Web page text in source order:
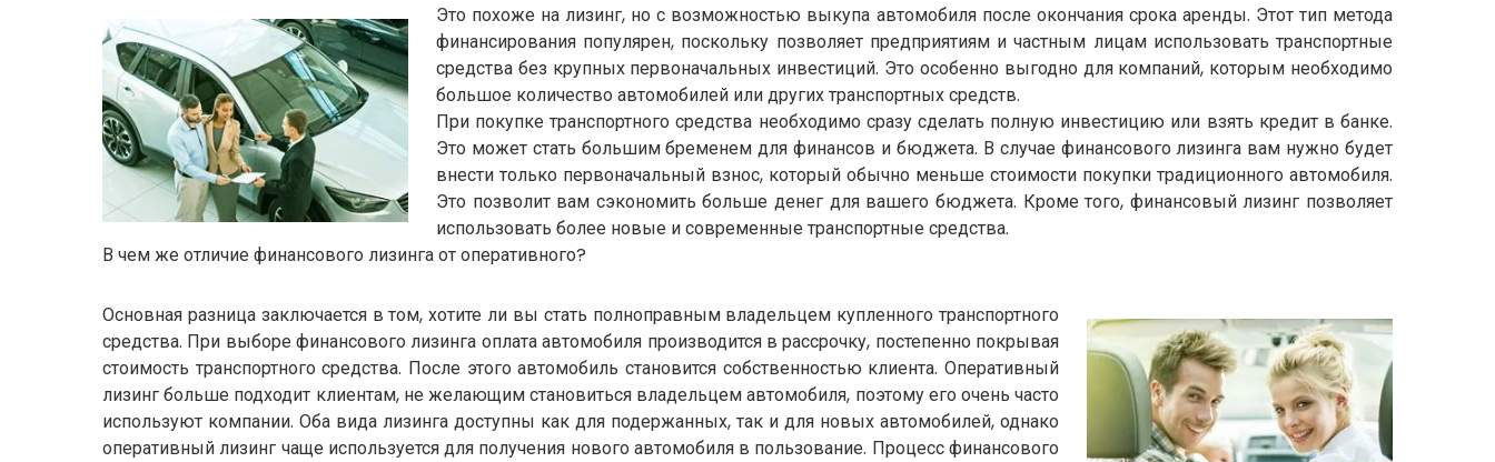
Это похоже на лизинг, но с возможностью выкупа автомобиля после окончания срока аренды. Этот тип метода
финансирования популярен, поскольку позволяет предприятиям и частным лицам использовать транспортные
средства без крупных первоначальных инвестиций. Это особенно выгодно для компаний, которым необходимо
большое количество автомобилей или других транспортных средств.
При покупке транспортного средства необходимо сразу сделать полную инвестицию или взять кредит в банке.
Это может стать большим бременем для финансов и бюджета. В случае финансового лизинга вам нужно будет
внести только первоначальный взнос, который обычно меньше стоимости покупки традиционного автомобиля.
Это позволит вам сэкономить больше денег для вашего бюджета. Кроме того, финансовый лизинг позволяет
использовать более новые и современные транспортные средства.
В чем же отличие финансового лизинга от оперативного?
Основная разница заключается в том, хотите ли вы стать полноправным владельцем купленного транспортного
средства. При выборе финансового лизинга оплата автомобиля производится в рассрочку, постепенно покрывая
стоимость транспортного средства. После этого автомобиль становится собственностью клиента. Оперативный
лизинг больше подходит клиентам, не желающим становиться владельцем автомобиля, поэтому его очень часто
используют компании. Оба вида лизинга доступны как для подержанных, так и для новых автомобилей, однако
оперативный лизинг чаще используется для получения нового автомобиля в пользование. Процесс финансового